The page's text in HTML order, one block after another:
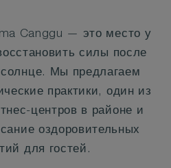
Canggu — это место у
силы после
Мы предлагаем
практики, один из
центров в районе и
оздоровительных
для гостей.